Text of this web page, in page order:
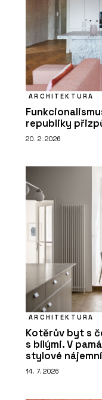
ARCHITEKTURA
republiky
20. 2. 2026
ARCHITEKTURA
Kotěrův byt s
s bílými. V
stylové
14. 7. 2026